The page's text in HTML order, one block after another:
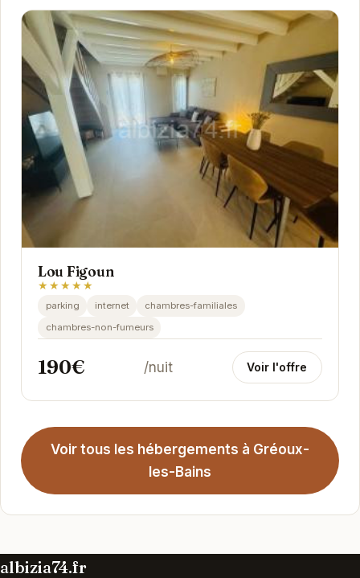
Lou Figoun
★★★★★
parking internet
chambres-familiales
chambres-non-fumeurs
190€ /nuit Voir l'offre
Voir tous les hébergements à Gréoux-
les-Bains
albizia74.fr